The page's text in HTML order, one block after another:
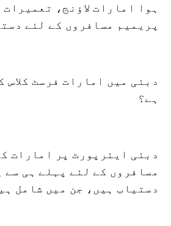
ہوا امارات لاؤنج،
پریمیم مسافروں کے لئے
دبئی میں امارات فرسٹ کلاس
ہے؟
دبئی ایئرپورٹ پر امارات
مسافروں کے لئے پہلے ہی سے
دستیاب ہیں، جن میں شامل